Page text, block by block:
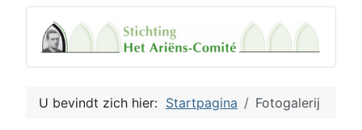
U bevindt zich hier: Startpagina Fotogalerij